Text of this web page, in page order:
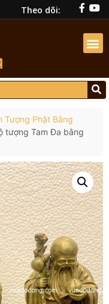
Theo dõi:
Tượng Phật Bằng
tượng Tam Đa bằng